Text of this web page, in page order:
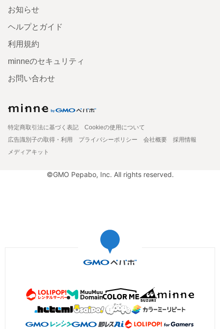
お知らせ
ヘルプとガイド
利用規約
minneのセキュリティ
お問い合わせ
特定商取引法に基づく表記
Cookieの使用について
広告識別子の取得・利用
プライバシーポリシー 会社概要
採用情報
メディアキット
©GMO Pepabo, Inc. All rights reserved.